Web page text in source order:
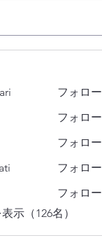
フォロー
フォロー
フォロー
フォロー
フォロー
示（126名）